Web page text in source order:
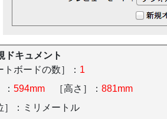
ドキュメント
トボードの数］： 1
594mm ［高さ］： 881mm
］：ミリメートル